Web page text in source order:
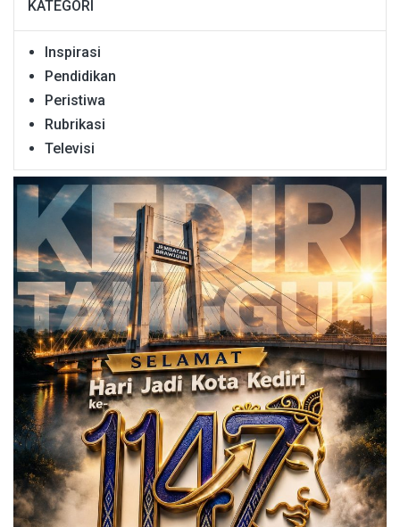
KATEGORI
Inspirasi
Pendidikan
Peristiwa
Rubrikasi
Televisi